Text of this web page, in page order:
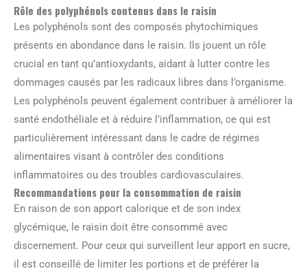
Rôle des polyphénols contenus dans le raisin
Les polyphénols sont des composés phytochimiques
présents en abondance dans le raisin. Ils jouent un rôle
crucial en tant qu’antioxydants, aidant à lutter contre les
dommages causés par les radicaux libres dans l’organisme.
Les polyphénols peuvent également contribuer à améliorer la
santé endothéliale et à réduire l’inflammation, ce qui est
particulièrement intéressant dans le cadre de régimes
alimentaires visant à contrôler des conditions
inflammatoires ou des troubles cardiovasculaires.
Recommandations pour la consommation de raisin
En raison de son apport calorique et de son index
glycémique, le raisin doit être consommé avec
discernement. Pour ceux qui surveillent leur apport en sucre,
il est conseillé de limiter les portions et de préférer la